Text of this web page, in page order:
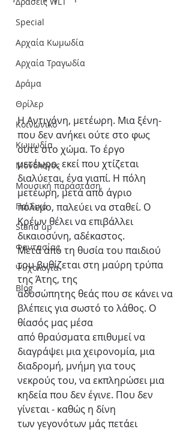
Special
Αρχαία Κωμωδία
Αρχαία Τραγωδία
Δράμα
Θρίλερ
Κοινωνικό
Κωμωδία
Μονόλογος
Μουσική παράσταση
Παιδικό
Stand up
Φαντασίας
Ψυχολογία
Blog
Η Αντιγόνη, μετέωρη. Μια ξένη-
που δεν ανήκει ούτε στο φως
ούτε στο χώμα. Το έργο
μετέωρο, εκεί που χτίζεται
διαλύεται, ένα γιαπί. Η πόλη
μετέωρη, μετά από άγριο
πόλεμο, παλεύει να σταθεί. Ο
Κρέων θέλει να επιβάλλει
δικαιοσύνη, αδέκαστος.
Μετά από τη θυσία του παιδιού
του βυθίζεται στη μαύρη τρύπα
της Άτης, της
αδυσώπητης θεάς που σε κάνει να
βλέπεις για σωστό το λάθος. Ο
θίασός μας μέσα
από θραύσματα επιθυμεί να
διαγράψει μια χειρονομία, μια
διαδρομή, μνήμη για τους
νεκρούς του, να εκπληρώσει μια
κηδεία που δεν έγινε. Που δεν
γίνεται - καθώς η δίνη
των γεγονότων μάς πετάει